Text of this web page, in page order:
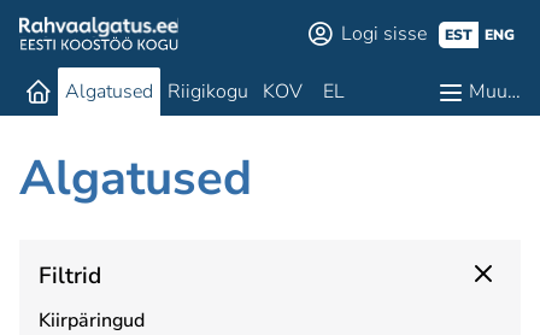
Logi sisse EST ENG
Algatused Riigikogu KOV EL Muu…
Algatused
Filtrid
Kiirpäringud